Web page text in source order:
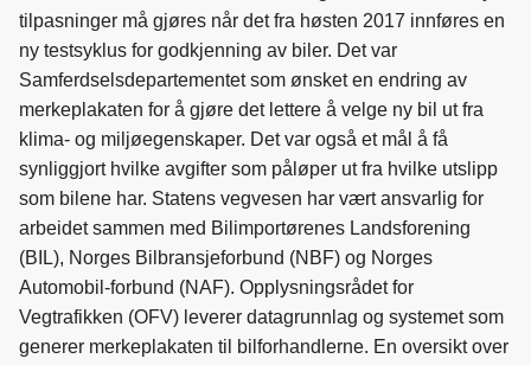
o
tilpasninger må gjøres når det fra høsten 2017 innføres en
ny testsyklus for godkjenning av biler. Det var
Samferdselsdepartementet som ønsket en endring av
merkeplakaten for å gjøre det lettere å velge ny bil ut fra
klima- og miljøegenskaper. Det var også et mål å få
synliggjort hvilke avgifter som påløper ut fra hvilke utslipp
som bilene har. Statens vegvesen har vært ansvarlig for
arbeidet sammen med Bilimportørenes Landsforening
(BIL), Norges Bilbransjeforbund (NBF) og Norges
Automobil-forbund (NAF). Opplysningsrådet for
Vegtrafikken (OFV) leverer datagrunnlag og systemet som
generer merkeplakaten til bilforhandlerne. En oversikt over